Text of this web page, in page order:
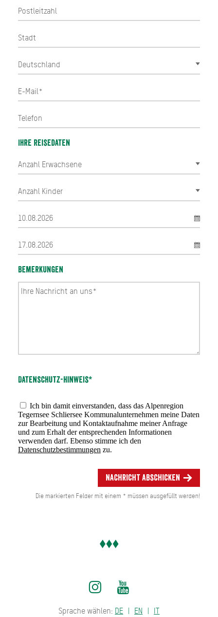
Ihre Reisedaten
Bemerkungen
Datenschutz-Hinweis*
Ich bin damit einverstanden, dass das Alpenregion
Tegernsee Schliersee Kommunalunternehmen meine Daten
zur Bearbeitung und Kontaktaufnahme meiner Anfrage
und zum Erhalt der entsprechenden Informationen
verwenden darf. Ebenso stimme ich den
Datenschutzbestimmungen zu.
Nachricht abschicken
Die markierten Felder mit einem * müssen ausgefüllt werden!
Sprache wählen: DE EN IT